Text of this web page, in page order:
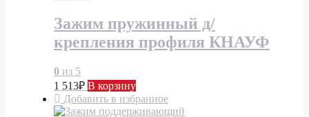
Зажим пружинный д/
крепления профиля КНАУФ
0 из 5
1 513₽ В корзину
Добавить в избранное